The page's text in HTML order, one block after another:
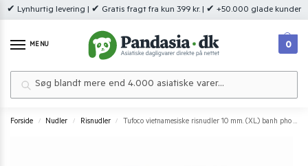
✔ Lynhurtig levering | ✔ Gratis fragt fra kun 399 kr. | ✔ +50.000 glade kunder
MENU 0
Forside / Nudler / Risnudler / Tufoco vietnamesiske risnudler 10 mm. (XL) banh pho 400g.